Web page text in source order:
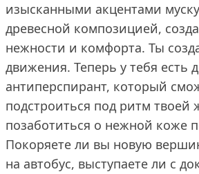
изысканными акцентами
древесной композицией,
нежности и комфорта. Ты
движения. Теперь у тебя есть
антиперспирант, который
подстроиться под ритм твоей
позаботиться о нежной коже
Покоряете ли вы новую
на автобус, выступаете ли с